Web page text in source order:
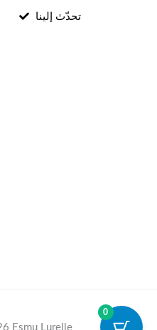
تحدّث إلينا
Esmu Lurelle
0